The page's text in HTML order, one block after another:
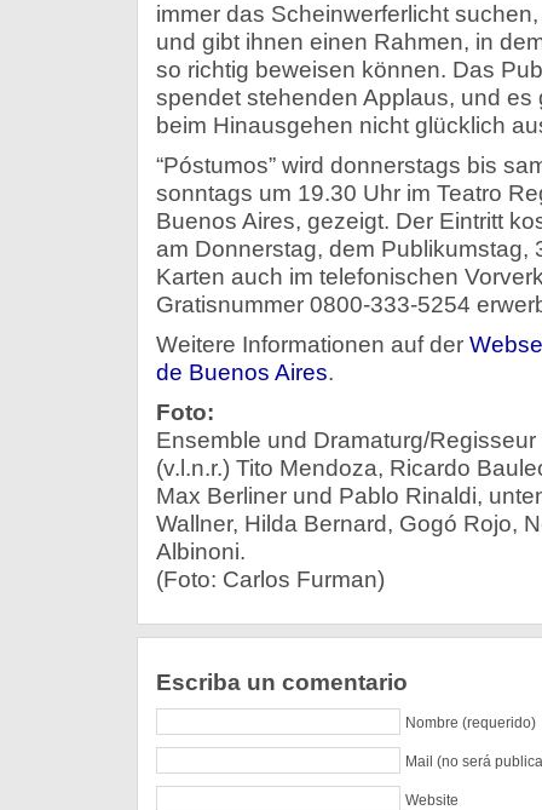
immer das Scheinwerferlicht
und gibt ihnen einen Rahmen, in
so richtig beweisen können. Das
spendet stehenden Applaus, und es
beim Hinausgehen nicht glücklich
“Póstumos” wird donnerstags bis
sonntags um 19.30 Uhr im Teatro
Buenos Aires, gezeigt. Der Eintritt
am Donnerstag, dem Publikumstag,
Karten auch im telefonischen
Gratisnummer 0800-333-5254
Weitere Informationen auf der
de Buenos Aires.
Foto:
Ensemble und Dramaturg/Regisseur
(v.l.n.r.) Tito Mendoza, Ricardo
Max Berliner und Pablo Rinaldi,
Wallner, Hilda Bernard, Gogó Rojo,
Albinoni.
(Foto: Carlos Furman)
Escriba un comentario
Nombre (requerido)
Mail (no será
Website